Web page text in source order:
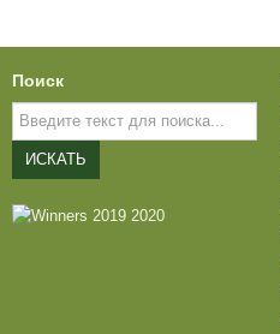
Поиск
Искать...
ИСКАТЬ